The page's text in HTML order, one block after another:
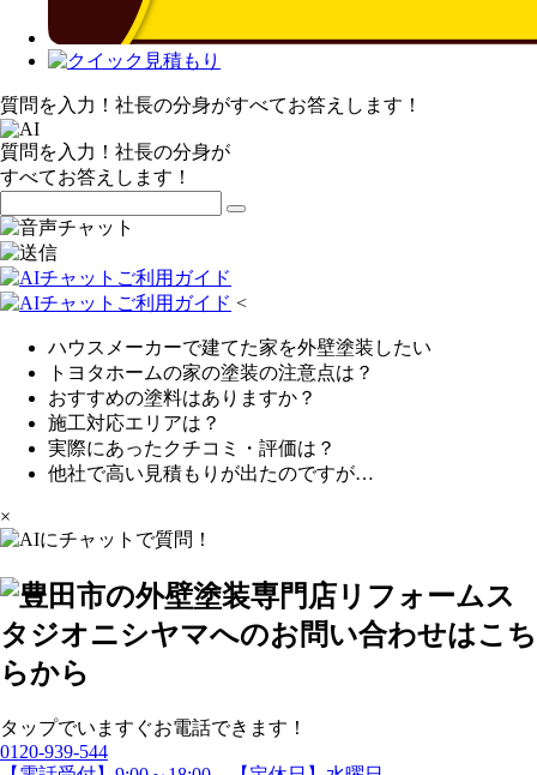
質問を入力！社長の分身がすべてお答えします！
質問を入力！社長の分身が
すべてお答えします！
<
ハウスメーカーで建てた家を外壁塗装したい
トヨタホームの家の塗装の注意点は？
おすすめの塗料はありますか？
施工対応エリアは？
実際にあったクチコミ・評価は？
他社で高い見積もりが出たのですが…
×
タップでいますぐお電話できます！
0120-939-544